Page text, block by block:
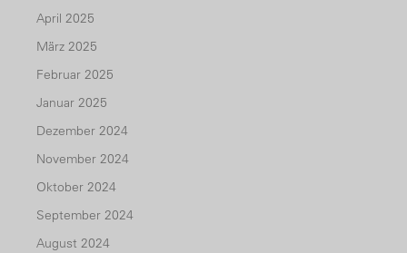
April 2025
März 2025
Februar 2025
Januar 2025
Dezember 2024
November 2024
Oktober 2024
September 2024
August 2024